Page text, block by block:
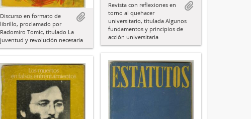
Discurso en formato de
librillo, proclamado por
Radomiro Tomic, titulado La
juventud y revolución necesaria
Revista con reflexiones en
torno al quehacer
universitario, titulada Algunos
fundamentos y principios de
acción universitaria